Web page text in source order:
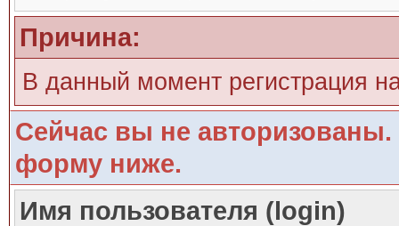
Причина:
В данный момент регистрация
Сейчас вы не авторизованы.
форму ниже.
Имя пользователя (login)